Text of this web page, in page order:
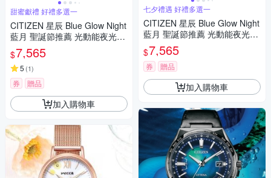
甜蜜獻禮 好禮多選一
CITIZEN 星辰 Blue Glow Night
藍月 聖誕節推薦 光動能夜光米
蘭帶女錶 七夕浪漫購 送禮首
選-32mm EM0501-89M
$7,565
5 (1)
券 贈品
加入購物車
七夕禮遇 好禮多選一
CITIZEN 星辰 Blue Glow Night
藍月 聖誕節推薦 光動能夜光米
蘭帶女錶 七夕寵愛季 送禮推
薦-32mm EM0501-89M
$7,565
券 贈品
加入購物車